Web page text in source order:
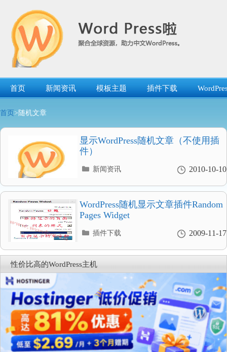
首页 新闻资讯 模板主题 插件下载
首页 >随机文章
显示WordPress随机文章（不使用插
件）
2010-10-10
分
录
新闻资讯
WordPress随机显示文章插件Random
Pages Widget
2009-11-17
分
录
插件下载
性价比高的WordPress主机